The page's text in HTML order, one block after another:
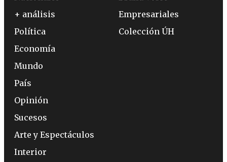
+ análisis
Política
Economía
Mundo
País
Opinión
Sucesos
Arte y Espectáculos
Interior
Empresariales
Colección ÚH